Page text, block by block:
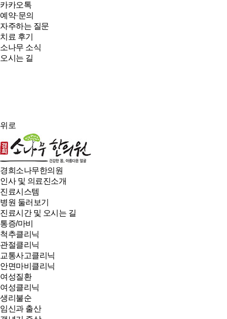
카카오톡
예약·문의
자주하는 질문
치료 후기
소나무 소식
오시는 길
위로
경희소나무한의원
인사 및 의료진소개
진료시스템
병원 둘러보기
진료시간 및 오시는 길
통증/마비
척추클리닉
관절클리닉
교통사고클리닉
안면마비클리닉
여성질환
여성클리닉
생리불순
임신과 출산